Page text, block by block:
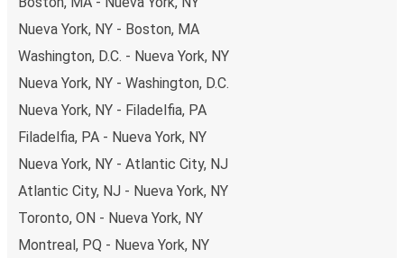
Nueva York, NY - Boston, MA
Washington, D.C. - Nueva York, NY
Nueva York, NY - Washington, D.C.
Nueva York, NY - Filadelfia, PA
Filadelfia, PA - Nueva York, NY
Nueva York, NY - Atlantic City, NJ
Atlantic City, NJ - Nueva York, NY
Toronto, ON - Nueva York, NY
Montreal, PQ - Nueva York, NY